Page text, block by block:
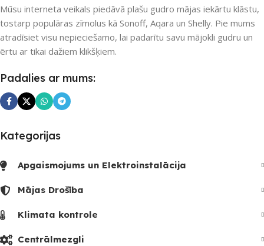
Nē
UZREIZ PIEEJAMAIS
SKAITS
Nē
UZREIZ PIEEJAMAIS
Mūsu interneta veikals piedāvā plašu gudro mājas iekārtu klāstu,
tostarp populāras zīmolus kā Sonoff, Aqara un Shelly. Pie mums
atradīsiet visu nepieciešamo, lai padarītu savu mājokli gudru un
ērtu ar tikai dažiem klikšķiem.
Padalies ar mums:
Kategorijas
Apgaismojums un Elektroinstalācija
Mājas Drošība
Klimata kontrole
Centrālmezgli